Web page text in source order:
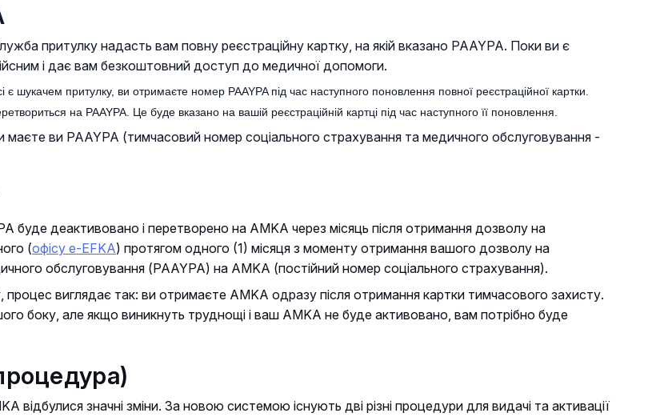
притулку надасть вам повну реєстраційну картку, на якій вказано PAAYPA. Поки ви є
і дає вам безкоштовний доступ до медичної допомоги.
шукачем притулку, ви отримаєте номер PAAYPA під час наступного поновлення повної реєстраційної картки.
на PAAYPA. Це буде вказано на вашій реєстраційній картці під час наступного її поновлення.
маєте ви PAAYPA (тимчасовий номер соціального страхування та медичного обслуговування -
деактивовано і перетворено на AMKA через місяць після отримання дозволу на
(офісу e-EFKA) протягом одного (1) місяця з моменту отримання вашого дозволу на
обслуговування (PAAYPA) на AMKA (постійний номер соціального страхування).
виглядає так: ви отримаєте AMKA одразу після отримання картки тимчасового захисту.
боку, але якщо виникнуть труднощі і ваш AMKA не буде активовано, вам потрібно буде
відбулися значні зміни. За новою системою існують дві різні процедури для видачі та активації